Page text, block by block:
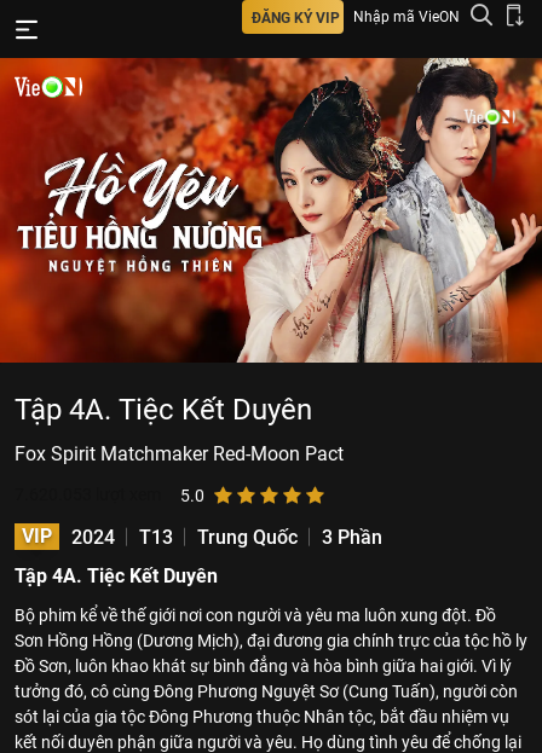
ĐĂNG KÝ VIP Nhập mã VieON
Tập 4A. Tiệc Kết Duyên
Fox Spirit Matchmaker Red-Moon Pact
5.0
VIP 2024 T13 Trung Quốc
3 Phần
Tập 4A. Tiệc Kết Duyên
Bộ phim kể về thế giới nơi con người và yêu ma luôn xung đột. Đồ
Sơn Hồng Hồng (Dương Mịch), đại đương gia chính trực của tộc hồ ly
Đồ Sơn, luôn khao khát sự bình đẳng và hòa bình giữa hai giới. Vì lý
tưởng đó, cô cùng Đông Phương Nguyệt Sơ (Cung Tuấn), người còn
sót lại của gia tộc Đông Phương thuộc Nhân tộc, bắt đầu nhiệm vụ
kết nối duyên phận giữa người và yêu. Họ dùng tình yêu để chống lại